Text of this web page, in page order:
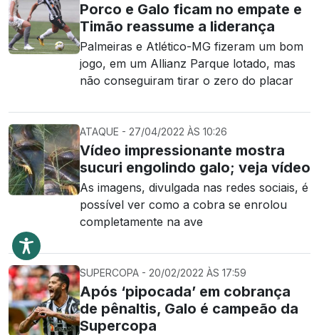
Porco e Galo ficam no empate e
Timão reassume a liderança
Palmeiras e Atlético-MG fizeram um bom
jogo, em um Allianz Parque lotado, mas
não conseguiram tirar o zero do placar
ATAQUE - 27/04/2022 ÀS 10:26
Vídeo impressionante mostra
sucuri engolindo galo; veja vídeo
As imagens, divulgada nas redes sociais, é
possível ver como a cobra se enrolou
completamente na ave
SUPERCOPA - 20/02/2022 ÀS 17:59
Após ‘pipocada’ em cobrança
de pênaltis, Galo é campeão da
Supercopa